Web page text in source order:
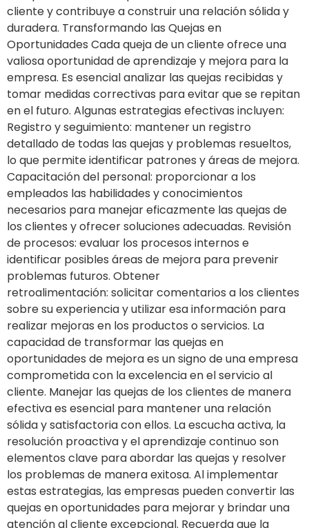
cliente y contribuye a construir una relación sólida y
duradera. Transformando las Quejas en
Oportunidades Cada queja de un cliente ofrece una
valiosa oportunidad de aprendizaje y mejora para la
empresa. Es esencial analizar las quejas recibidas y
tomar medidas correctivas para evitar que se repitan
en el futuro. Algunas estrategias efectivas incluyen:
Registro y seguimiento: mantener un registro
detallado de todas las quejas y problemas resueltos,
lo que permite identificar patrones y áreas de mejora.
Capacitación del personal: proporcionar a los
empleados las habilidades y conocimientos
necesarios para manejar eficazmente las quejas de
los clientes y ofrecer soluciones adecuadas. Revisión
de procesos: evaluar los procesos internos e
identificar posibles áreas de mejora para prevenir
problemas futuros. Obtener
retroalimentación: solicitar comentarios a los clientes
sobre su experiencia y utilizar esa información para
realizar mejoras en los productos o servicios. La
capacidad de transformar las quejas en
oportunidades de mejora es un signo de una empresa
comprometida con la excelencia en el servicio al
cliente. Manejar las quejas de los clientes de manera
efectiva es esencial para mantener una relación
sólida y satisfactoria con ellos. La escucha activa, la
resolución proactiva y el aprendizaje continuo son
elementos clave para abordar las quejas y resolver
los problemas de manera exitosa. Al implementar
estas estrategias, las empresas pueden convertir las
quejas en oportunidades para mejorar y brindar una
atención al cliente excepcional. Recuerda que la